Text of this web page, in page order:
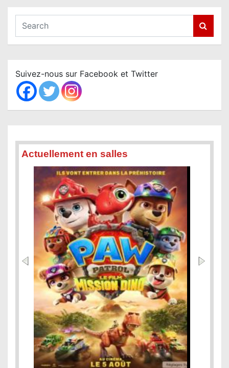
a
c
h
Suivez-nous sur Facebook et Twitter
Actuellement en salles